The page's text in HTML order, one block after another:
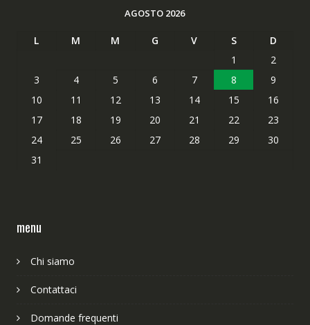
AGOSTO 2026
L M M G V S
D
1
2
3
4 5 6 7 8
9
10
11 12 13 14 15
16
17
18 19 20 21 22
23
24
25 26 27 28 29
30
31
menu
Chi siamo
Contattaci
Domande frequenti